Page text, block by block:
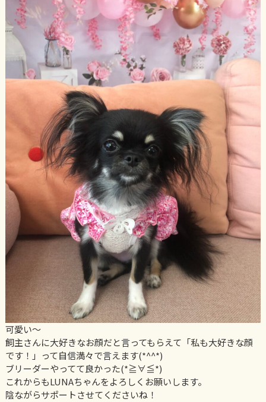
可愛い〜
飼主さんに大好きなお顔だと言ってもらえて「私も大好きな顔
です！」って自信満々で言えます(*^^*)
ブリーダーやってて良かった(*≧∀≦*)
これからもLUNAちゃんをよろしくお願いします。
陰ながらサポートさせてくださいね！